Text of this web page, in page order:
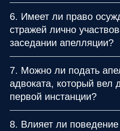
6. Имеет ли право
стражей лично
заседании апелляции?
7. Можно ли подать
адвоката, который вел
первой инстанции?
8. Влияет ли